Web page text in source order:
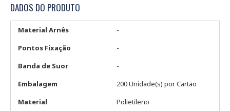
DADOS DO PRODUTO
Material Arnês
-
Pontos Fixação
-
Banda de Suor
-
Embalagem
200 Unidade(s) por Cartão
Material
Polietileno